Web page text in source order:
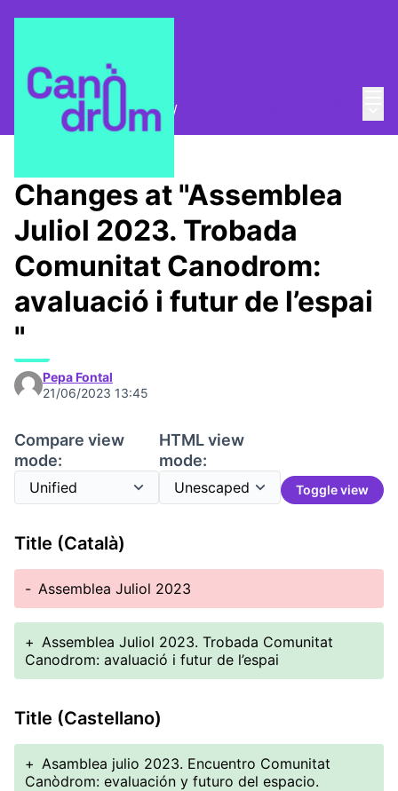
Trobades i assemblees /
Changes at "Assemblea
Juliol 2023. Trobada
Comunitat Canodrom:
avaluació i futur de l’espai
"
Pepa Fontal
21/06/2023 13:45
Compare view
mode:
HTML view
mode:
Toggle view
Title (Català)
- Assemblea Juliol 2023
+ Assemblea Juliol 2023. Trobada Comunitat
Canodrom: avaluació i futur de l’espai
Title (Castellano)
+ Asamblea julio 2023. Encuentro Comunitat
Canòdrom: evaluación y futuro del espacio.